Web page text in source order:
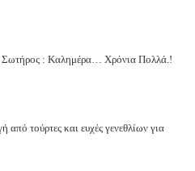
: Καλημέρα… Χρόνια Πολλά.!
από τούρτες και ευχές γενεθλίων για